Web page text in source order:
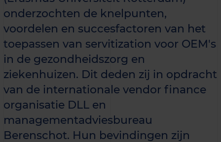
onderzochten de knelpunten,
voordelen en succesfactoren van het
toepassen van servitization voor OEM's
in de gezondheidszorg en
ziekenhuizen. Dit deden zij in opdracht
van de internationale vendor finance
organisatie DLL en
managementadviesbureau
Berenschot. Hun bevindingen zijn